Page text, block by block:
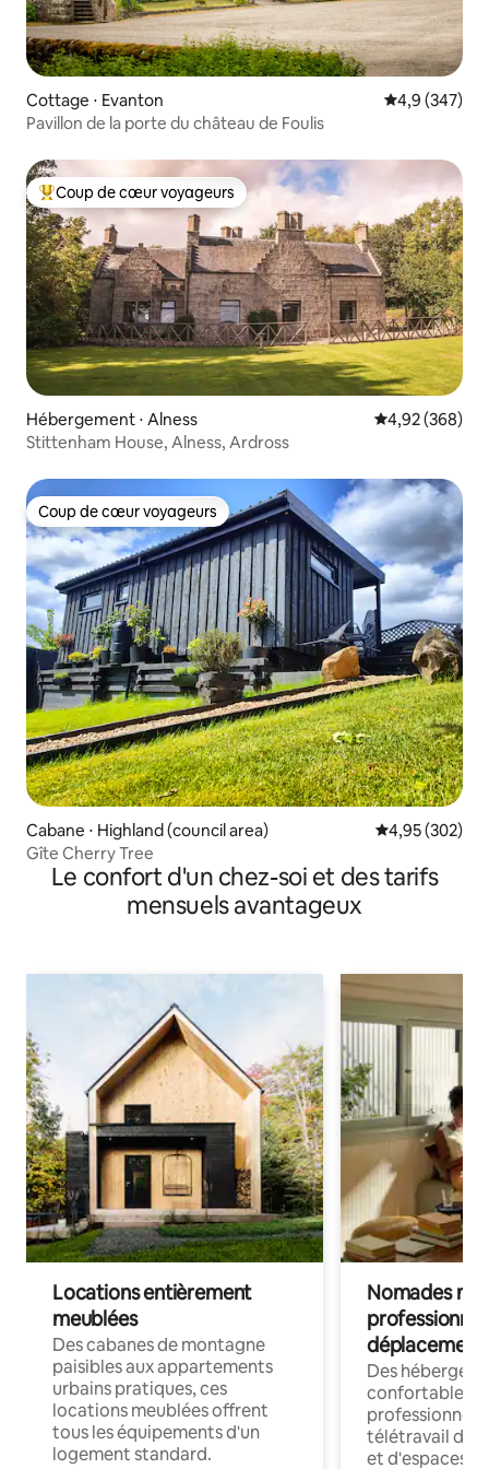
Cottage ⋅ Evanton Évaluation
4,9 (347)
Pavillon de la porte du château de Foulis
Coups de cœur voyageurs les plus appréciés
Coup de cœur voyageurs
Hébergement ⋅ Alness Évaluation
4,92 (368)
Stittenham House, Alness, Ardross
Coup de cœur voyageurs
Coup de cœur voyageurs
Cabane ⋅ Highland (council area) Évaluation
4,95 (302)
Gîte Cherry Tree
Le confort d'un chez-soi et des tarifs
mensuels avantageux
Locations entièrement
meublées
Des cabanes de montagne
paisibles aux appartements
urbains pratiques, ces
locations meublées offrent
tous les équipements d'un
logement standard.
Nomades
déplacement
Des
confortables
professionnels
télétravail
et d'espaces